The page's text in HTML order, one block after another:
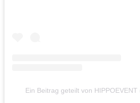
Ein Beitrag geteilt von